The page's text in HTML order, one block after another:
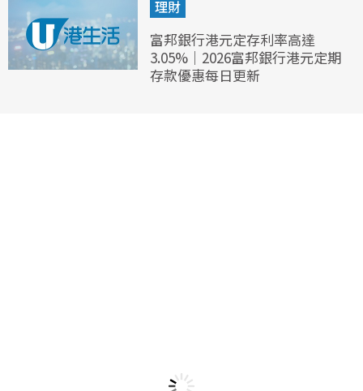
理財
富邦銀行港元定存利率高達
3.05%｜2026富邦銀行港元定期
存款優惠每日更新